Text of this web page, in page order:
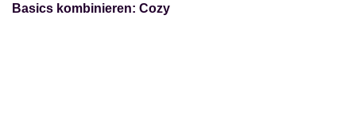
Basics kombinieren: Cozy